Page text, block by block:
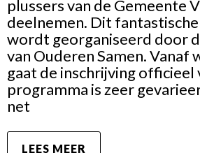
plussers van de Gemeente
deelnemen. Dit
wordt georganiseerd door
van Ouderen Samen. Vanaf
gaat de inschrijving
programma is zeer
net
LEES MEER